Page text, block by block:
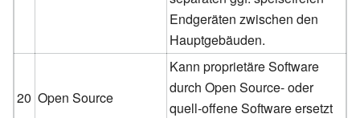
Endgeräten zwischen den
Hauptgebäuden.
20 Open Source
Kann proprietäre Software
durch Open Source- oder
quell-offene Software ersetzt